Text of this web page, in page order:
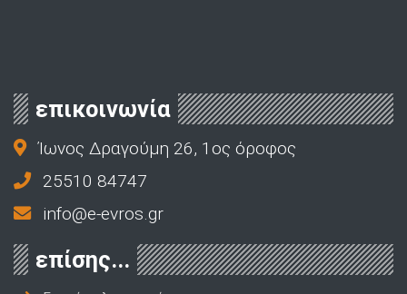
επικοινωνία
Ίωνος Δραγούμη 26, 1ος όροφος
25510 84747
info@e-evros.gr
επίσης...